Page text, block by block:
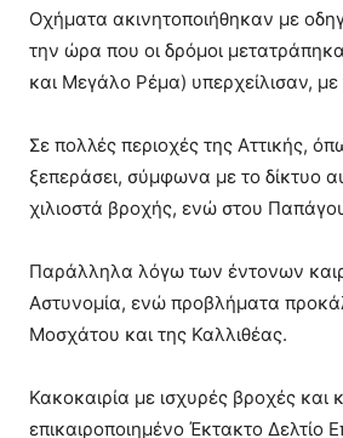
Οχήματα ακινητοποιήθηκαν με
την ώρα που οι δρόμοι
και Μεγάλο Ρέμα) υπερχείλισαν,
Σε πολλές περιοχές της Αττικής,
ξεπεράσει, σύμφωνα με το δίκτυο
χιλιοστά βροχής, ενώ στου
Παράλληλα λόγω των έντονων
Αστυνομία, ενώ προβλήματα
Μοσχάτου και της Καλλιθέας.
Κακοκαιρία με ισχυρές βροχές
επικαιροποιημένο Έκτακτο